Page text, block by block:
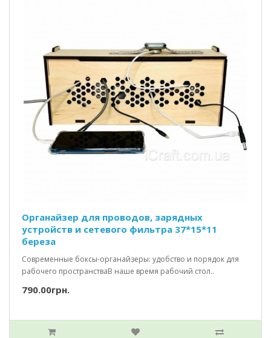
Органайзер для проводов, зарядных
устройств и сетевого фильтра 37*15*11
береза
Современные боксы-органайзеры: удобство и порядок для
рабочего пространстваВ наше время рабочий стол..
790.00грн.